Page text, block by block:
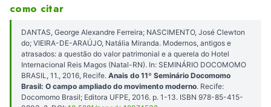
como citar
DANTAS, George Alexandre Ferreira; NASCIMENTO, José Clewton
do; VIEIRA-DE-ARAÚJO, Natália Miranda. Modernos, antigos e
atrasados: a questão do valor patrimonial e a querela do Hotel
Internacional Reis Magos (Natal-RN). In: SEMINÁRIO DOCOMOMO
BRASIL, 11., 2016, Recife. Anais do 11º Seminário Docomomo
Brasil: O campo ampliado do movimento moderno. Recife:
Docomomo Brasil; Editora UFPE, 2016. p. 1-13. ISBN 978-85-415-